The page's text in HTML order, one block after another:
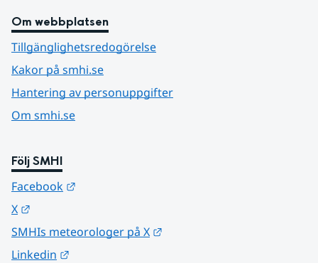
Om webbplatsen
Tillgänglighetsredogörelse
Kakor på smhi.se
Hantering av personuppgifter
Om smhi.se
Följ SMHI
Facebook
X
SMHIs meteorologer på X
Linkedin